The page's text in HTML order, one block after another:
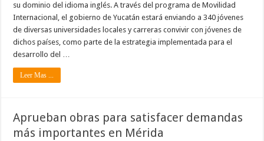
su dominio del idioma inglés. A través del programa de Movilidad
Internacional, el gobierno de Yucatán estará enviando a 340 jóvenes
de diversas universidades locales y carreras convivir con jóvenes de
dichos países, como parte de la estrategia implementada para el
desarrollo del …
Leer Mas ...
Aprueban obras para satisfacer demandas
más importantes en Mérida